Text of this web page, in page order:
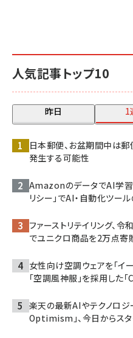
人気記事トップ10
昨日 1
日本郵便、お盆期間中は郵
発生する可能性
AmazonのデータでAI学習
リシー」でAI・自動化ツー
ファーストリテイリング、
でユニクロ商品を2万点寄
女性向け空調ウェアを「イ
「空調風神服」を採用した「
楽天の最新AIやテクノロ
Optimism」、今日からスタ